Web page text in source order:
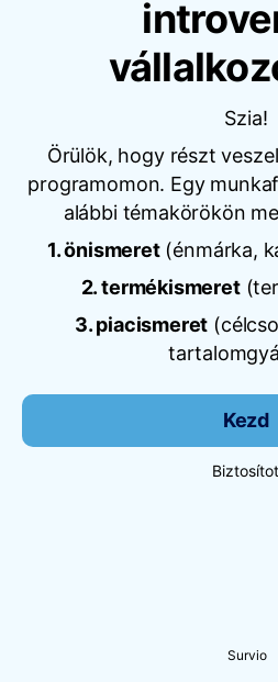
Szia!
Örülök, hogy részt
programomon. Egy
alábbi témakörökön
1. önismeret(énmárka,
2. termékismeret
3. piacismeret
Kezd
Survio